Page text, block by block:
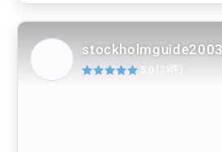
stockholmguide2003
5.0 (35件)